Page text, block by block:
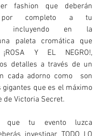
fashion que deberán
por completo a tu
incluyendo en la
paleta cromática que
Y EL NEGRO!,
detalles a través de un
cada adorno como  son
gigantes que es el máximo
de Victoria Secret.
que tu evento luzca